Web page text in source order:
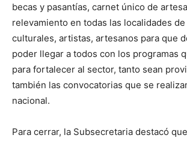
becas y pasantías, carnet único de
relevamiento en todas las localidades
culturales, artistas, artesanos para que
poder llegar a todos con los programas
para fortalecer al sector, tanto sean
también las convocatorias que se
nacional.
Para cerrar, la Subsecretaria destacó